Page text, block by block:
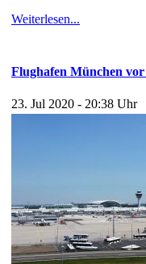
Weiterlesen...
Flughafen München
23. Jul 2020 - 20:38 Uhr